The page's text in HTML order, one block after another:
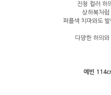
진청 컬러 하
상하복처럼
퍼플색 치마와도
다양한 하의
예빈